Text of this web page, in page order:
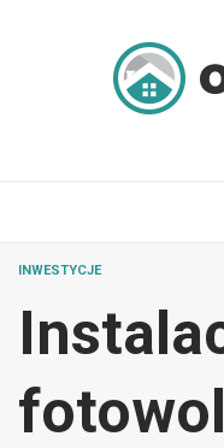
INWESTYCJE